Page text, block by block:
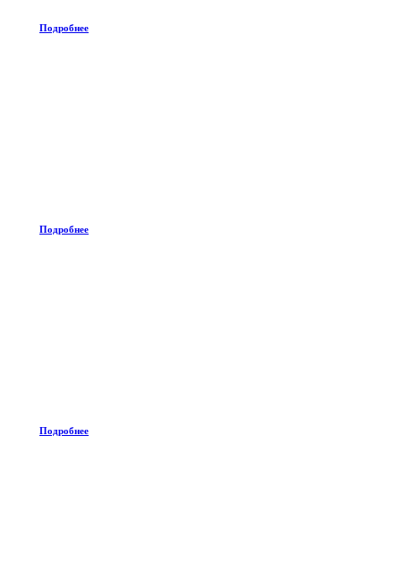
Подробнее
Подробнее
Подробнее